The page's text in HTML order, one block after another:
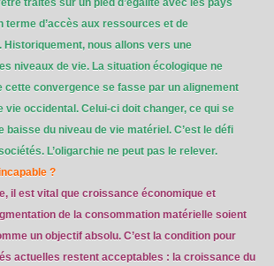
traités sur un pied d’égalité avec les pays
terme d’accès aux ressources et de
Historiquement, nous allons vers une
niveaux de vie. La situation écologique ne
cette convergence se fasse par un alignement
vie occidental. Celui-ci doit changer, ce qui se
baisse du niveau de vie matériel. C’est le défi
L’oligarchie ne peut pas le relever.
?
il est vital que croissance économique et
de la consommation matérielle soient
un objectif absolu. C’est la condition pour
actuelles restent acceptables : la croissance du